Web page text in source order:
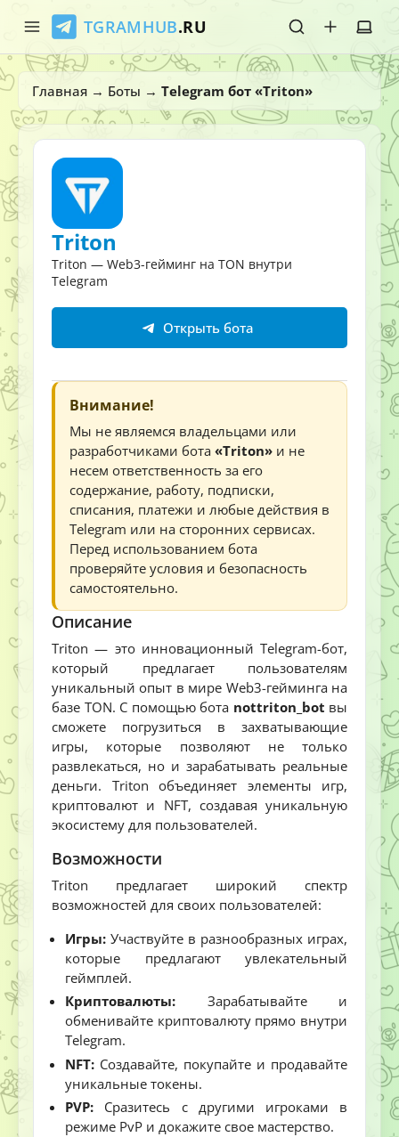
TGRAMHUB.RU
Главная
Стикеры
Эмодзи
О нас
Главная → Боты → Telegram бот «Triton»
Triton
Triton — Web3-гейминг на TON внутри
Telegram
Открыть бота
Внимание!
Мы не являемся владельцами или
разработчиками бота «Triton» и не
несем ответственность за его
содержание, работу, подписки,
списания, платежи и любые действия в
Telegram или на сторонних сервисах.
Перед использованием бота
проверяйте условия и безопасность
самостоятельно.
Описание
Triton — это инновационный Telegram-бот,
который предлагает пользователям
уникальный опыт в мире Web3-гейминга на
базе TON. С помощью бота nottriton_bot вы
сможете погрузиться в захватывающие
игры, которые позволяют не только
развлекаться, но и зарабатывать реальные
деньги. Triton объединяет элементы игр,
криптовалют и NFT, создавая уникальную
экосистему для пользователей.
Возможности
Triton предлагает широкий спектр
возможностей для своих пользователей:
Игры: Участвуйте в разнообразных играх,
которые предлагают увлекательный
геймплей.
Криптовалюты: Зарабатывайте и
обменивайте криптовалюту прямо внутри
Telegram.
NFT: Создавайте, покупайте и продавайте
уникальные токены.
PVP: Сразитесь с другими игроками в
режиме PvP и докажите свое мастерство.